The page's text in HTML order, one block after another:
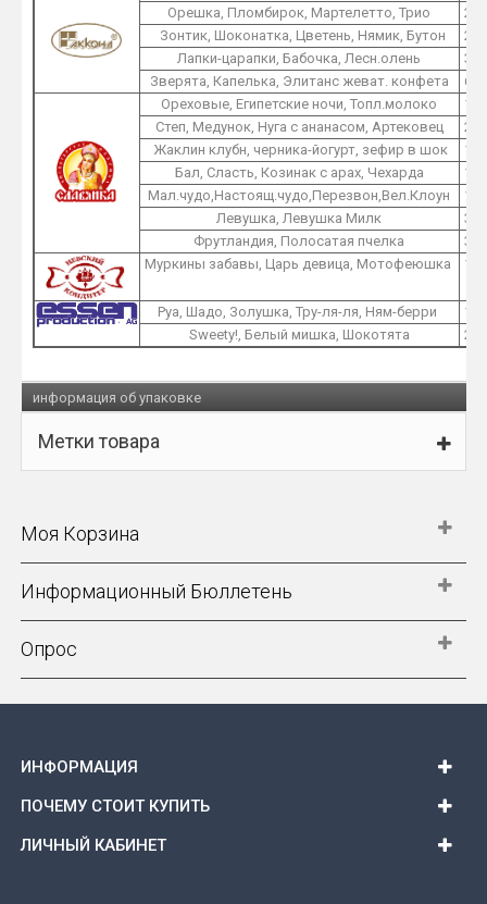
Орешка, Пломбирок, Мартелетто, Трио
2
Зонтик, Шоконатка, Цветень, Нямик, Бутон
2
Лапки-царапки, Бабочка, Лесн.олень
3
Зверята, Капелька, Элитанс жеват. конфета
6
Ореховые, Египетские ночи, Топл.молоко
1
Степ, Медунок, Нуга с ананасом, Артековец
2
Жаклин клубн, черника-йогурт, зефир в шок
1
Бал, Сласть, Козинак с арах, Чехарда
1
Мал.чудо,Настоящ.чудо,Перезвон,Вел.Клоун
1
Левушка, Левушка Милк
3
Фрутландия, Полосатая пчелка
3
Муркины забавы, Царь девица, Мотофеюшка
1
Руа, Шадо, Золушка, Тру-ля-ля, Ням-берри
1
Sweety!, Белый мишка, Шокотята
2
информация об упаковке
Метки товара
Моя Корзина
Информационный Бюллетень
Опрос
ИНФОРМАЦИЯ
ПОЧЕМУ СТОИТ КУПИТЬ
ЛИЧНЫЙ КАБИНЕТ